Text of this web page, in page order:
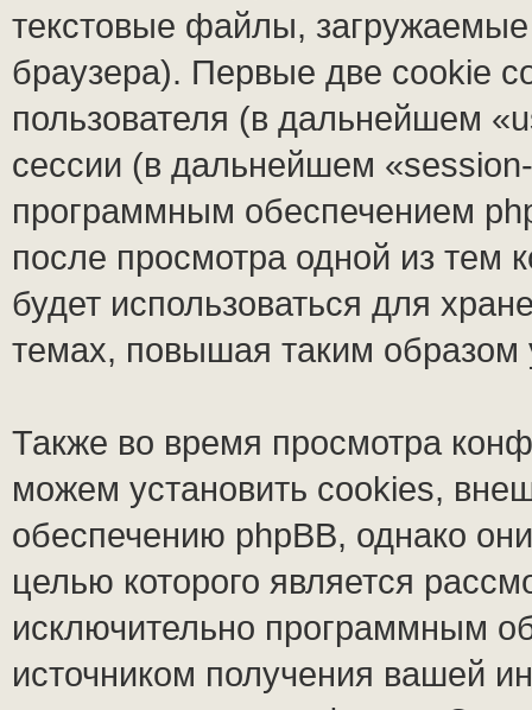
текстовые файлы,
браузера). Первые две cookie
пользователя (в дальнейшем
сессии (в дальнейшем
программным обеспечением
после просмотра одной из тем
будет использоваться для
темах, повышая таким
Также во время просмотра
можем установить cookies,
обеспечению phpBB, однако
целью которого является
исключительно программным
источником получения вашей